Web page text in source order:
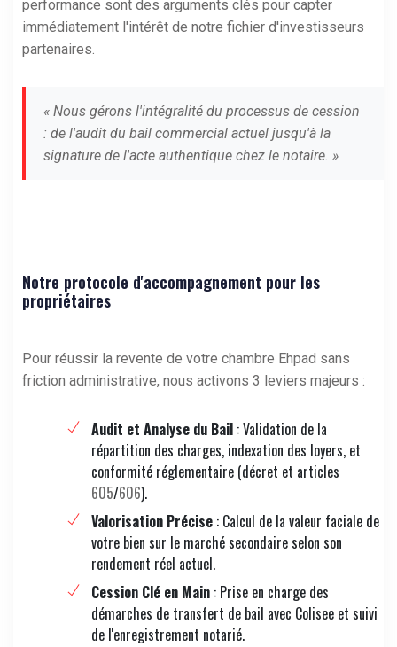
performance sont des arguments clés pour capter
immédiatement l'intérêt de notre fichier d'investisseurs
partenaires.
« Nous gérons l'intégralité du processus de cession
: de l'audit du bail commercial actuel jusqu'à la
signature de l'acte authentique chez le notaire. »
Notre protocole d'accompagnement pour les
propriétaires
Pour réussir la revente de votre chambre Ehpad sans
friction administrative, nous activons 3 leviers majeurs :
Audit et Analyse du Bail : Validation de la
répartition des charges, indexation des loyers, et
conformité réglementaire (décret et articles
605/606).
Valorisation Précise : Calcul de la valeur faciale de
votre bien sur le marché secondaire selon son
rendement réel actuel.
Cession Clé en Main : Prise en charge des
démarches de transfert de bail avec Colisee et suivi
de l'enregistrement notarié.